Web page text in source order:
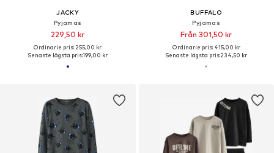
JACKY
Pyjamas
229,50 kr
Ordinarie pris: 255,00 kr
Senaste lägsta pris:199,00 kr
BUFFALO
Pyjamas
Från 301,50 kr
Ordinarie pris: 415,00 kr
Senaste lägsta pris:234,50 kr